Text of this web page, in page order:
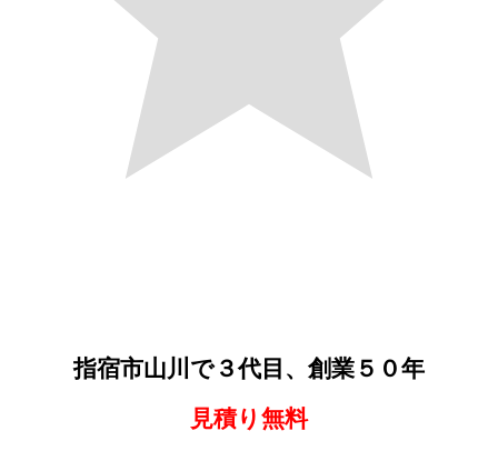
指宿市山川で３代目、創業５０年
見積り無料